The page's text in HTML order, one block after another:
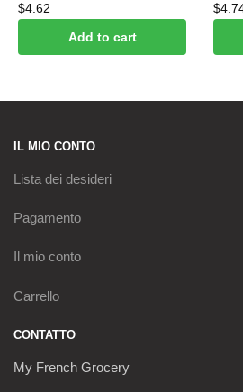
$4.62
Add to cart
$
IL MIO CONTO
Lista dei desideri
Pagamento
Il mio conto
Carrello
CONTATTO
My French Grocery